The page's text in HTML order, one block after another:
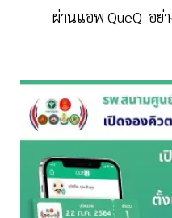
ผ่านแอพ QueQ อย่า